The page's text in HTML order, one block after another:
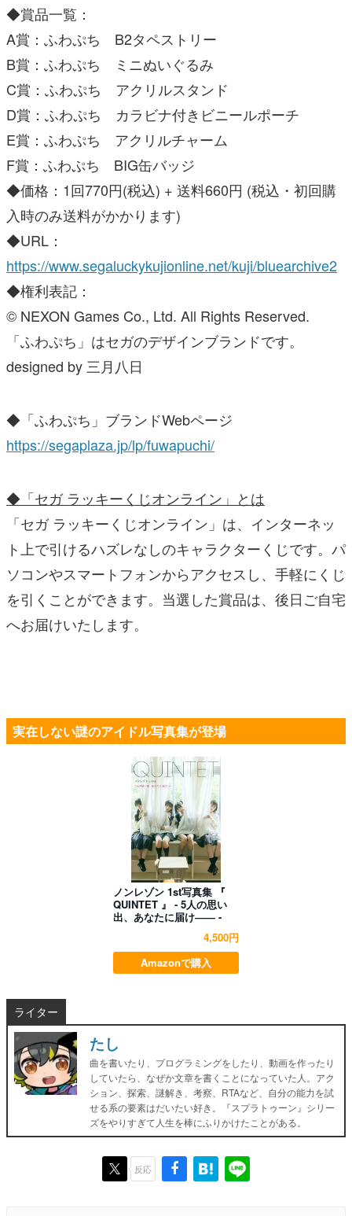
◆賞品一覧：
A賞：ふわぷち B2タペストリー
B賞：ふわぷち ミニぬいぐるみ
C賞：ふわぷち アクリルスタンド
D賞：ふわぷち カラビナ付きビニールポーチ
E賞：ふわぷち アクリルチャーム
F賞：ふわぷち BIG缶バッジ
◆価格：1回770円(税込) + 送料660円 (税込・初回購
入時のみ送料がかかります)
◆URL：
https://www.segaluckykujionline.net/kuji/bluearchive2
◆権利表記：
© NEXON Games Co., Ltd. All Rights Reserved.
「ふわぷち」はセガのデザインブランドです。
designed by 三月八日
◆「ふわぷち」ブランドWebページ
https://segaplaza.jp/lp/fuwapuchi/
◆「セガ ラッキーくじオンライン」とは
「セガ ラッキーくじオンライン」は、インターネッ
ト上で引けるハズレなしのキャラクターくじです。パ
ソコンやスマートフォンからアクセスし、手軽にくじ
を引くことができます。当選した賞品は、後日ご自宅
へお届けいたします。
実在しない謎のアイドル写真集が登場
ノンレゾン 1st写真集 『
QUINTET 』 - 5人の思い
出、あなたに届け―― -
4,500円
Amazonで購入
ライター
たし
曲を書いたり、プログラミングをしたり、動画を作ったり
していたら、なぜか文章を書くことになっていた人。アク
ション、探索、謎解き、考察、RTAなど、自分の能力を試
せる系の要素はだいたい好き。『スプラトゥーン』シリー
ズをやりすぎて人生を棒にふりかけたことがある。
反応